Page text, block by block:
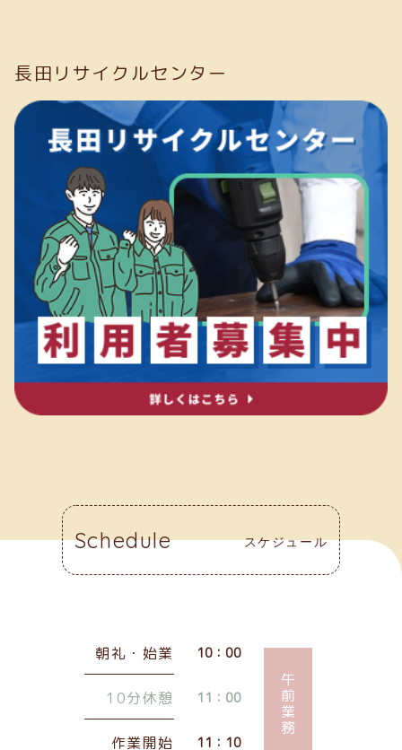
長田リサイクルセンター
Schedule スケジュール
朝礼・始業 10：00
10分休憩 11：00
作業開始 11：10
午前業務